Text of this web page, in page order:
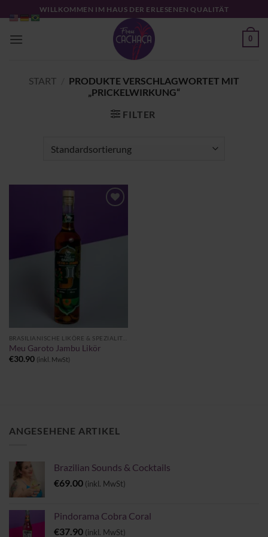
Inhalt
springen
WILLKOMMEN IM HAUS DER ERLESENEN QUALITÄT
0
START
PRODUKTE VERSCHLAGWORTET MIT
„PRICKELWIRKUNG“
FILTER
Meu Garoto Jambu Likör
€30.90 (inkl. MwSt)
ANGESEHENE ARTIKEL
Brazilian Sounds & Cocktails
€69.00 (inkl. MwSt)
Pindorama Cobra Coral
€37.90 (inkl. MwSt)